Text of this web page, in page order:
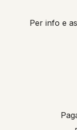
Per info e